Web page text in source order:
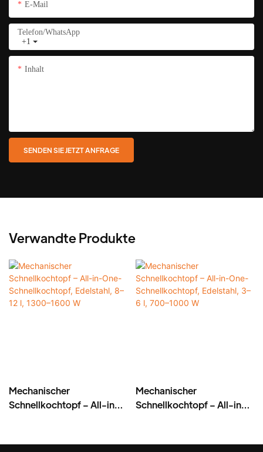
E-Mail
+1
Telefon/WhatsApp
Inhalt
SENDEN SIE JETZT ANFRAGE
Verwandte Produkte
Mechanischer
Schnellkochtopf – All-in-
1600 W
Mechanischer
Schnellkochtopf – All-in-
W